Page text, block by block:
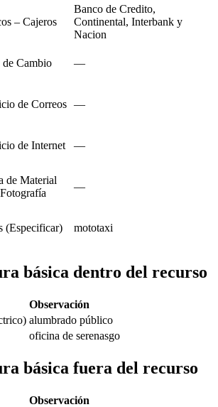
– Cajeros
Banco de Credito,
Continental, Interbank y
Nacion
de Cambio —
de Correos —
de Internet —
de Material
—
(Especificar) mototaxi
básica dentro del recurso
Observación
alumbrado público
oficina de serenasgo
básica fuera del recurso
Observación